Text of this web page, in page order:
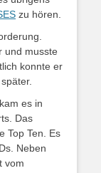
zu hören.
und musste
konnte er
es in
Das
Top Ten. Es
Neben
vom